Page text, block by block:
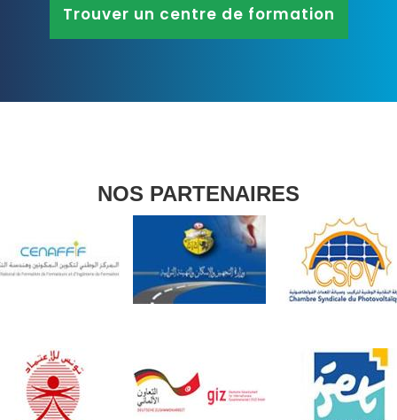
Trouver un centre de formation
NOS PARTENAIRES